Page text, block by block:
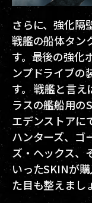
さらに、強化隔
戦艦の船体タン
す。最後の強化
ンプドライブの
す。 戦艦と言
ラスの艦船用の
エデンストアに
ハンターズ、ゴ
ズ・ヘックス、
いったSKINが
た目も整えまし